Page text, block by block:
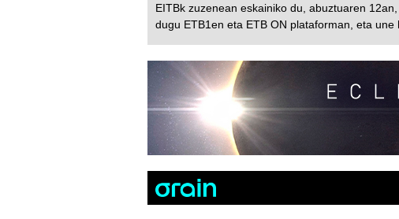
EITBk zuzenean eskainiko du, abuztuaren
dugu ETB1en eta ETB ON plataforman, eta
Orain